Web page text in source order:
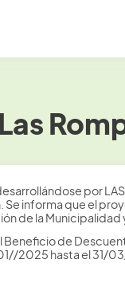
por
Se informa que el
de la
de
2025 hasta el 31/